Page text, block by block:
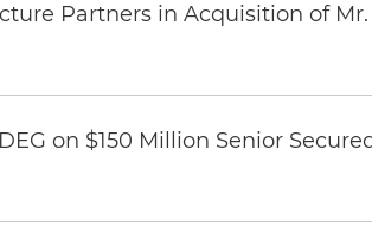
Partners in Acquisition of Mr.
on $150 Million Senior